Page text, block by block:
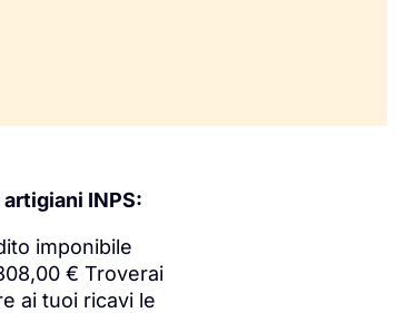
INPS:
imponibile
€ Troverai
ai tuoi ricavi le